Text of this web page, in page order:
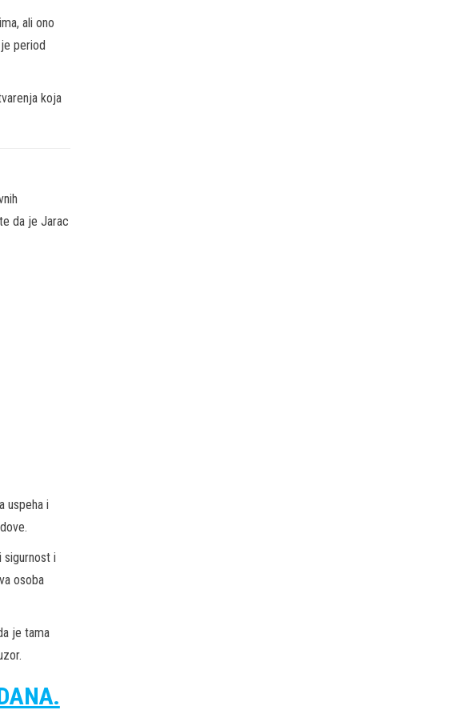
ali ono
period
koja
da je Jarac
uspeha i
sigurnost i
osoba
je tama